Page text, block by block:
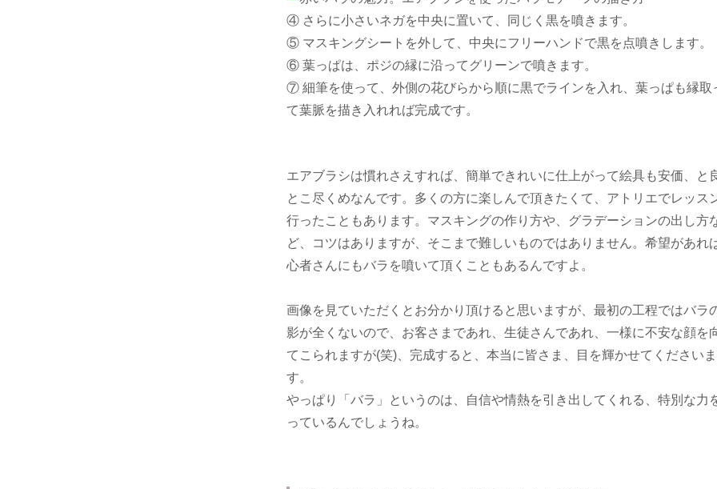
④ さらに小さいネガを中央に置いて、同じく黒を噴きます。
⑤ マスキングシートを外して、中央にフリーハンドで黒を点噴きします。
⑥ 葉っぱは、ポジの縁に沿ってグリーンで噴きます。
⑦ 細筆を使って、外側の花びらから順に黒でラインを入れ、葉っぱも縁取
て葉脈を描き入れれば完成です。
エアブラシは慣れさえすれば、簡単できれいに仕上がって絵具も安価、と
とこ尽くめなんです。多くの方に楽しんで頂きたくて、アトリエでレッス
行ったこともあります。マスキングの作り方や、グラデーションの出し方
ど、コツはありますが、そこまで難しいものではありません。希望があれ
心者さんにもバラを噴いて頂くこともあるんですよ。
画像を見ていただくとお分かり頂けると思いますが、最初の工程ではバラ
影が全くないので、お客さまであれ、生徒さんであれ、一様に不安な顔を
てこられますが(笑)、完成すると、本当に皆さま、目を輝かせてくださいま
す。
やっぱり「バラ」というのは、自信や情熱を引き出してくれる、特別な力
っているんでしょうね。